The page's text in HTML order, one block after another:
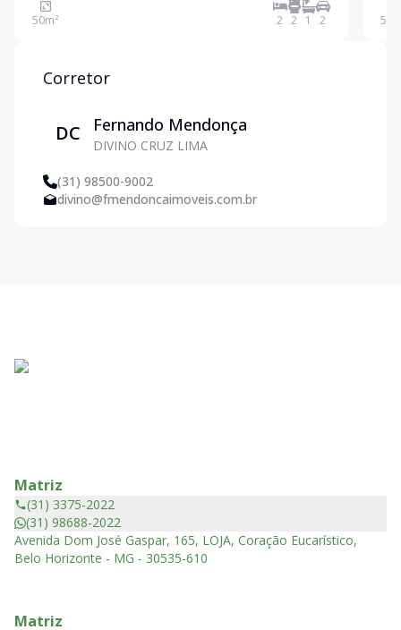
Conforto, praticidade e lazer completíssimo. Vagas:
17L 18P Piscina, sauna, salão de festas, espaço go
50m² 2 2 1 2 50
Corretor
DC Fernando Mendonça
DIVINO CRUZ LIMA
(31) 98500-9002
divino@fmendoncaimoveis.com.br
Matriz
(31) 3375-2022
(31) 98688-2022
Avenida Dom José Gaspar, 165, LOJA, Coração Eucarístico,
Belo Horizonte - MG - 30535-610
Matriz